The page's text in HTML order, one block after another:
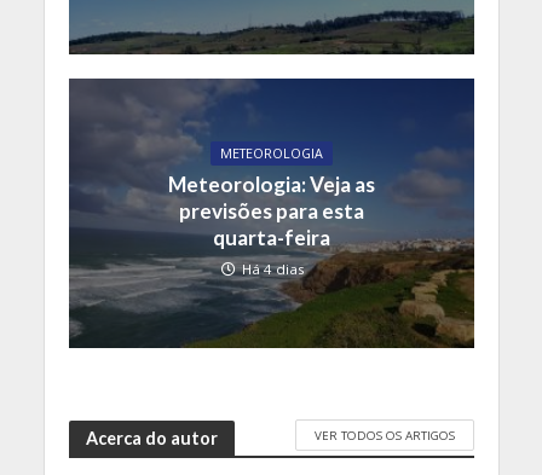
METEOROLOGIA
Meteorologia: Veja as
previsões para esta
quarta-feira
Há 4 dias
Acerca do autor VER TODOS OS ARTIGOS